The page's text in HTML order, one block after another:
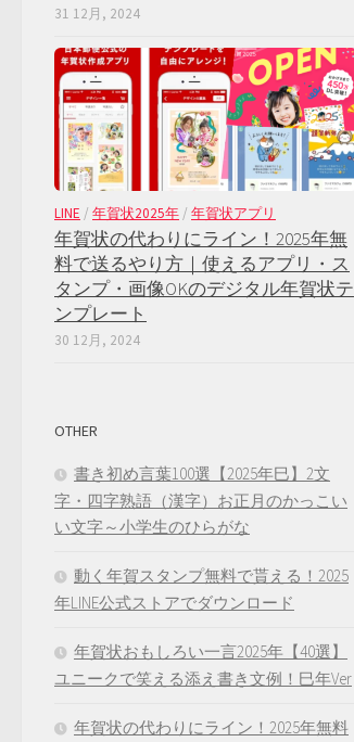
31 12月, 2024
LINE / 年賀状2025年 / 年賀状アプリ
年賀状の代わりにライン！2025年無
料で送るやり方｜使えるアプリ・ス
タンプ・画像OKのデジタル年賀状テ
ンプレート
30 12月, 2024
OTHER
書き初め言葉100選【2025年巳】2文
字・四字熟語（漢字）お正月のかっこい
い文字～小学生のひらがな
動く年賀スタンプ無料で貰える！2025
年LINE公式ストアでダウンロード
年賀状おもしろい一言2025年【40選】
ユニークで笑える添え書き文例！巳年Ver
年賀状の代わりにライン！2025年無料